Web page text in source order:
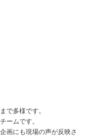
で多様です。
ームです。
画にも現場の声が反映さ